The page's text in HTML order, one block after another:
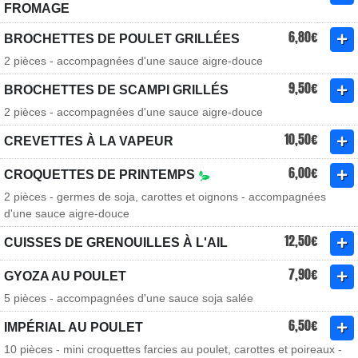
FROMAGE
BROCHETTES DE POULET GRILLÉES 6,80€
2 pièces - accompagnées d'une sauce aigre-douce
BROCHETTES DE SCAMPI GRILLÉS 9,50€
2 pièces - accompagnées d'une sauce aigre-douce
CREVETTES À LA VAPEUR 10,50€
CROQUETTES DE PRINTEMPS 6,00€
2 pièces - germes de soja, carottes et oignons - accompagnées
d'une sauce aigre-douce
CUISSES DE GRENOUILLES À L'AIL 12,50€
GYOZA AU POULET 7,90€
5 pièces - accompagnées d'une sauce soja salée
IMPÉRIAL AU POULET 6,50€
10 pièces - mini croquettes farcies au poulet, carottes et poireaux -